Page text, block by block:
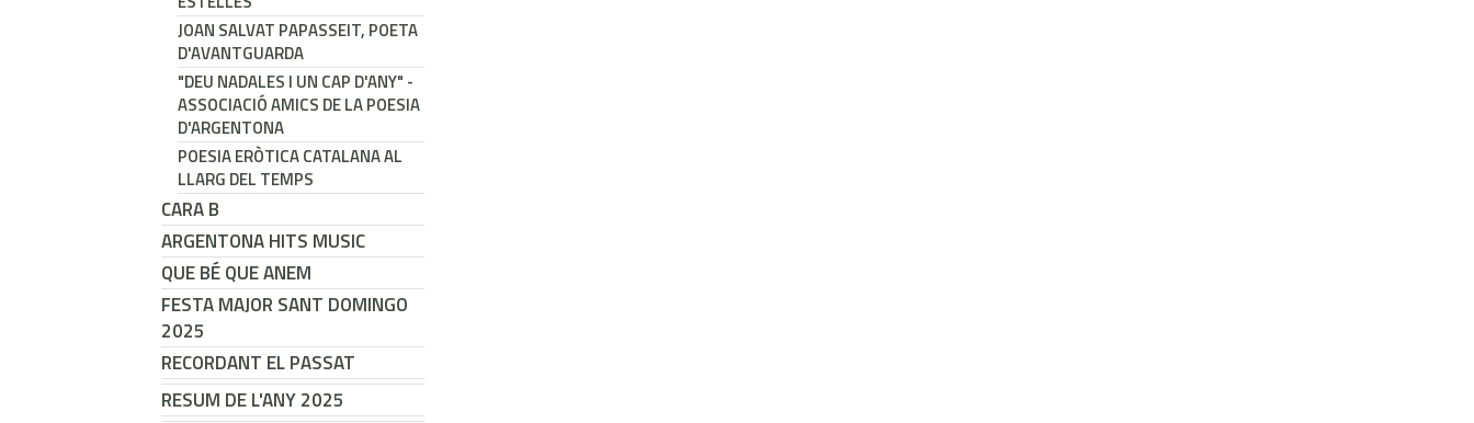
JOAN SALVAT PAPASSEIT, POETA
D'AVANTGUARDA
"DEU NADALES I UN CAP D'ANY" -
ASSOCIACIÓ AMICS DE LA POESIA
D'ARGENTONA
POESIA ERÒTICA CATALANA AL
LLARG DEL TEMPS
CARA B
ARGENTONA HITS MUSIC
QUE BÉ QUE ANEM
FESTA MAJOR SANT DOMINGO
2025
RECORDANT EL PASSAT
RESUM DE L'ANY 2025